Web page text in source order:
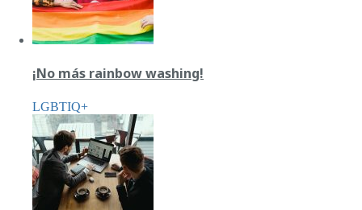
¡No más rainbow washing!
LGBTIQ+